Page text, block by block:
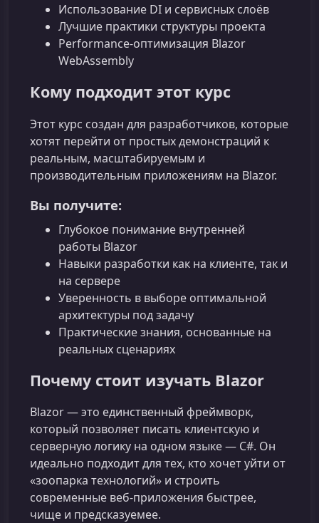
Использование DI и сервисных слоёв
Лучшие практики структуры проекта
Performance‑оптимизация Blazor
WebAssembly
Кому подходит этот курс
Этот курс создан для разработчиков, которые
хотят перейти от простых демонстраций к
реальным, масштабируемым и
производительным приложениям на Blazor.
Вы получите:
Глубокое понимание внутренней
работы Blazor
Навыки разработки как на клиенте, так и
на сервере
Уверенность в выборе оптимальной
архитектуры под задачу
Практические знания, основанные на
реальных сценариях
Почему стоит изучать Blazor
Blazor — это единственный фреймворк,
который позволяет писать клиентскую и
серверную логику на одном языке — C#. Он
идеально подходит для тех, кто хочет уйти от
«зоопарка технологий» и строить
современные веб‑приложения быстрее,
чище и предсказуемее.